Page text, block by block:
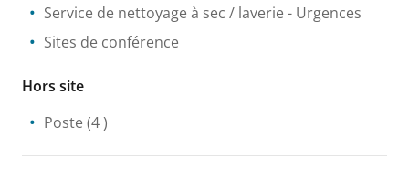
Service de nettoyage à sec / laverie - Urgences
Sites de conférence
Hors site
Poste (4 )